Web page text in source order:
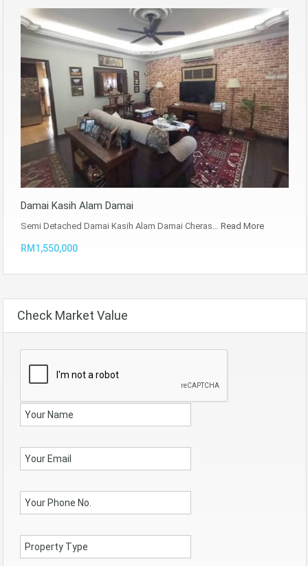
Damai Kasih Alam Damai
Semi Detached Damai Kasih Alam Damai Cheras… Read More
RM1,550,000
Check Market Value